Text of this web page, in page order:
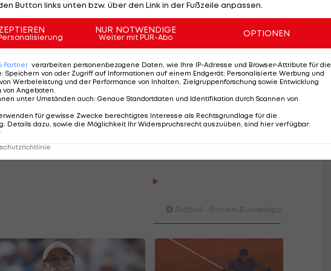
hat einen Punkt Rückstand auf die Dänen.
Highlights: Jerabek bereitet
dem SKN einen endgültigen
Button links unten bzw. über den Link in der Fußzeile anpassen.
NUR NOTWENDIGE
Weiter mit PUR-Abo OPTIONEN
Partner verarbeiten personenbezogene Daten, wie Ihre IP-Adresse und Browser-Attribute für die
: Speichern von oder Zugriff auf Informationen auf einem Endgerät; Personalisierte Werbung und
Werbeleistung und der Performance von Inhalten, Zielgruppenforschung sowie Entwicklung
von Angeboten
unter Umständen auch: Genaue Standortdaten und Identifikation durch Scannen von
für gewisse Zwecke berechtigtes Interesse als Rechtsgrundlage für die
Details dazu, sowie die Möglichkeit Ihr Widerspruchsrecht auszuüben, sind hier verfügbar: